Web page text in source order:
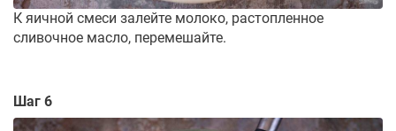
К яичной смеси залейте молоко, растопленное
сливочное масло, перемешайте.
Шаг 6